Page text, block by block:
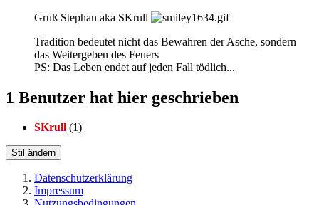
Gruß Stephan aka SKrull
Tradition bedeutet nicht das Bewahren der Asche, sondern
das Weitergeben des Feuers
PS: Das Leben endet auf jeden Fall tödlich...
1 Benutzer hat hier geschrieben
SKrull (1)
Stil ändern
Datenschutzerklärung
Impressum